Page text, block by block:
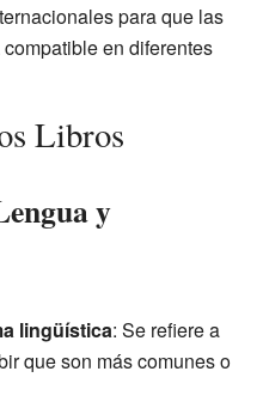
para que las
en diferentes
Libros
y
lingüística: Se refiere a
que son más comunes o